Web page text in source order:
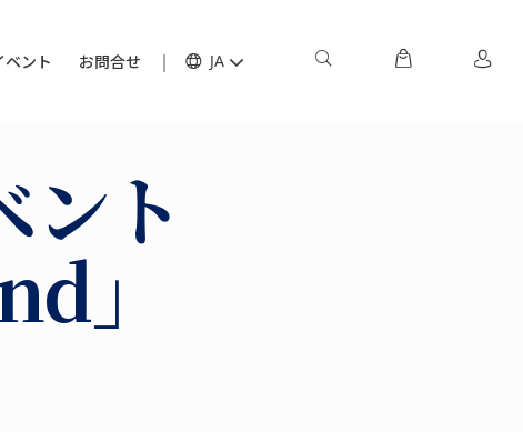
ベント お問合せ JA
ント
」